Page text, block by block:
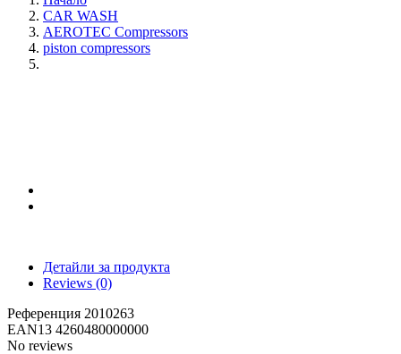
CAR WASH
AEROTEC Compressors
piston compressors
Детайли за продукта
Reviews (0)
Референция 2010263
EAN13 4260480000000
No reviews